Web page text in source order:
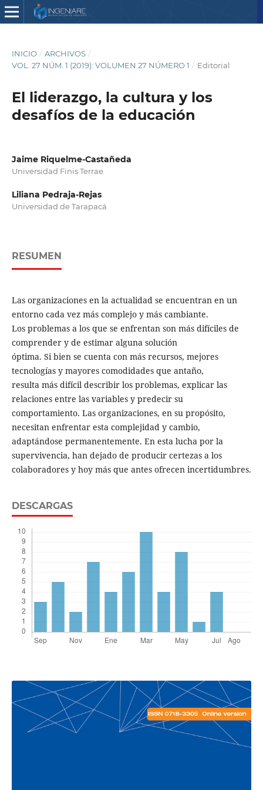
INICIO / ARCHIVOS /
VOL. 27 NÚM. 1 (2019): VOLUMEN 27 NÚMERO 1 / Editorial
El liderazgo, la cultura y los
desafíos de la educación
Jaime Riquelme-Castañeda
Universidad Finis Terrae
Liliana Pedraja-Rejas
Universidad de Tarapacá
RESUMEN
Las organizaciones en la actualidad se encuentran en un
entorno cada vez más complejo y más cambiante.
Los problemas a los que se enfrentan son más difíciles de
comprender y de estimar alguna solución
óptima. Si bien se cuenta con más recursos, mejores
tecnologías y mayores comodidades que antaño,
resulta más difícil describir los problemas, explicar las
relaciones entre las variables y predecir su
comportamiento. Las organizaciones, en su propósito,
necesitan enfrentar esta complejidad y cambio,
adaptándose permanentemente. En esta lucha por la
supervivencia, han dejado de producir certezas a los
colaboradores y hoy más que antes ofrecen incertidumbres.
DESCARGAS